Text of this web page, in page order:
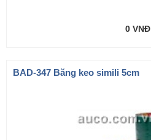
0 VNĐ
BAD-347 Băng keo simili 5cm